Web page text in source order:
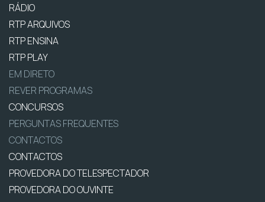
RÁDIO
RTP ARQUIVOS
RTP ENSINA
RTP PLAY
EM DIRETO
REVER PROGRAMAS
CONCURSOS
PERGUNTAS FREQUENTES
CONTACTOS
CONTACTOS
PROVEDORA DO TELESPECTADOR
PROVEDORA DO OUVINTE